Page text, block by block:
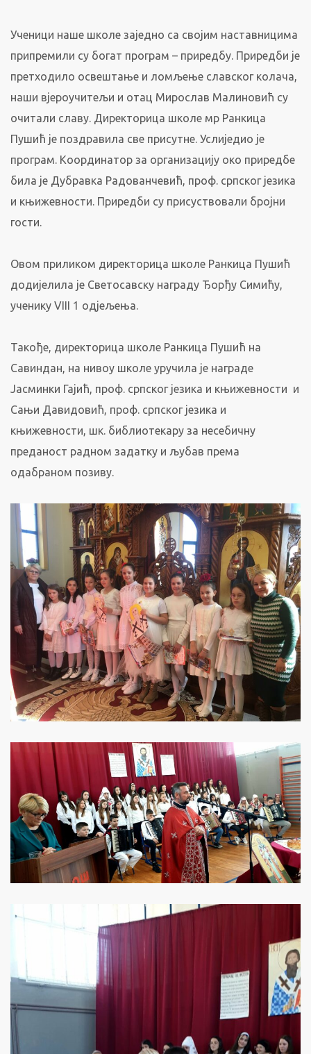
Ученици наше школе заједно са својим наставницима
припремили су богат програм – приредбу. Приредби је
претходило освештање и ломљење славског колача,
наши вјероучитељи и отац Мирослав Малиновић су
очитали славу. Директорица школе мр Ранкица
Пушић је поздравила све присутне. Услиједио је
програм. Координатор за организацију око приредбе
била је Дубравка Радованчевић, проф. српског језика
и књижевности. Приредби су присуствовали бројни
гости.
Овом приликом директорица школе Ранкица Пушић
додијелила је Светосавску награду Ђорђу Симићу,
ученику VIII 1 одјељења.
Такође, директорица школе Ранкица Пушић на
Савиндан, на нивоу школе уручила је награде
Јасминки Гајић, проф. српског језика и књижевности и
Сањи Давидовић, проф. српског језика и
књижевности, шк. библиотекару за несебичну
преданост радном задатку и љубав према
одабраном позиву.